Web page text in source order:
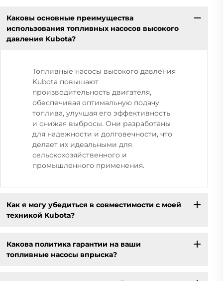
Каковы основные преимущества
использования топливных насосов высокого
давления Kubota?
Топливные насосы высокого давления
Kubota повышают
производительность двигателя,
обеспечивая оптимальную подачу
топлива, улучшая его эффективность
и снижая выбросы. Они разработаны
для надежности и долговечности, что
делает их идеальными для
сельскохозяйственного и
промышленного применения.
Как я могу убедиться в совместимости с моей
техникой Kubota?
Какова политика гарантии на ваши
топливные насосы впрыска?